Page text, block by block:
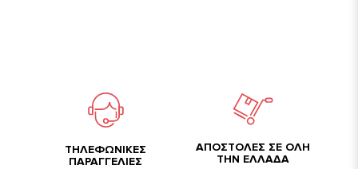
TΗΛΕΦΩΝΙΚΕΣ
ΠΑΡΑΓΓΕΛΙΕΣ
ΑΠΟΣΤΟΛΕΣ ΣΕ ΟΛΗ
ΤΗΝ ΕΛΛΑΔΑ